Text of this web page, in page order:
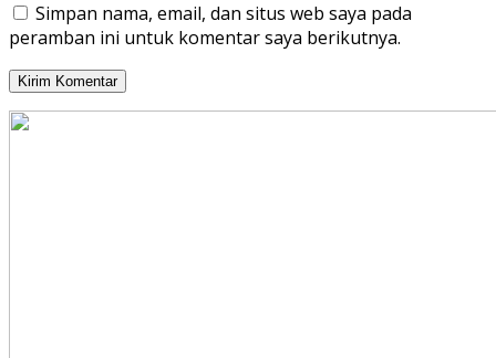
Simpan nama, email, dan situs web saya pada
peramban ini untuk komentar saya berikutnya.